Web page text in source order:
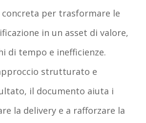
per trasformare le
in un asset di valore,
di tempo e inefficienze.
strutturato e
il documento aiuta i
la delivery e a rafforzare la